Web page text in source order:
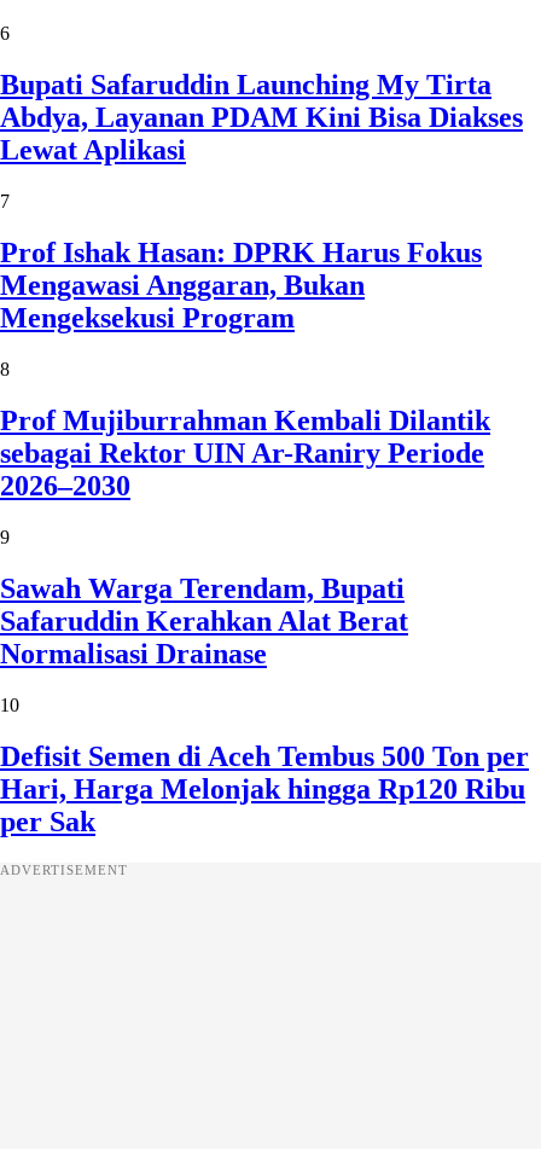
6
Bupati Safaruddin Launching My Tirta
Abdya, Layanan PDAM Kini Bisa Diakses
Lewat Aplikasi
7
Prof Ishak Hasan: DPRK Harus Fokus
Mengawasi Anggaran, Bukan
Mengeksekusi Program
8
Prof Mujiburrahman Kembali Dilantik
sebagai Rektor UIN Ar-Raniry Periode
2026–2030
9
Sawah Warga Terendam, Bupati
Safaruddin Kerahkan Alat Berat
Normalisasi Drainase
10
Defisit Semen di Aceh Tembus 500 Ton per
Hari, Harga Melonjak hingga Rp120 Ribu
per Sak
ADVERTISEMENT